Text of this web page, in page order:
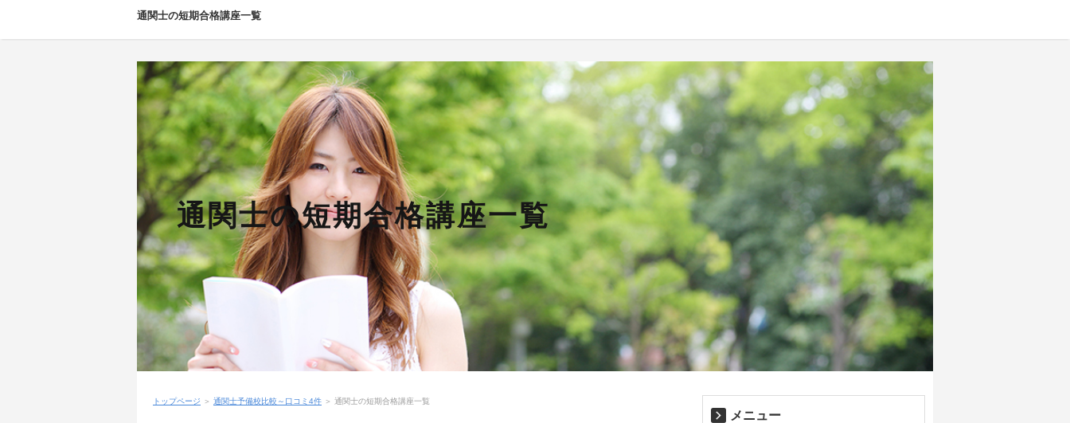
通関士の短期合格講座一覧
通関士の短期合格講座一覧
トップページ ＞ 通関士予備校比較～口コミ4件 ＞ 通関士の短期合格講座一覧
メニュー